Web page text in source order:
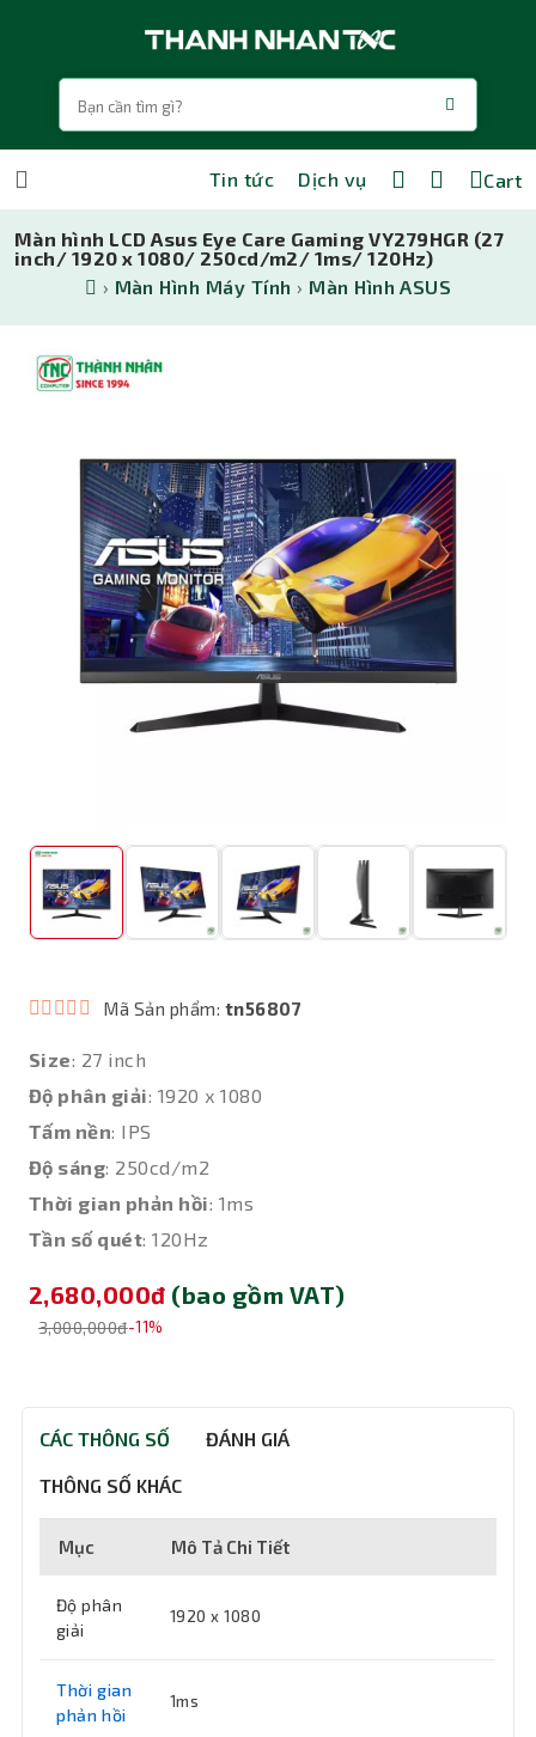
Tin tức Dịch vụ Cart
Màn hình LCD Asus Eye Care Gaming VY279HGR (27
inch/ 1920 x 1080/ 250cd/m2/ 1ms/ 120Hz)
› Màn Hình Máy Tính › Màn Hình ASUS
Mã Sản phẩm: tn56807
Size: 27 inch
Độ phân giải: 1920 x 1080
Tấm nền: IPS
Độ sáng: 250cd/m2
Thời gian phản hồi: 1ms
Tần số quét: 120Hz
2,680,000đ (bao gồm VAT)
3,000,000đ-11%
CÁC THÔNG SỐ ĐÁNH GIÁ
THÔNG SỐ KHÁC
Mục Mô Tả Chi Tiết
Độ phân
giải
1920 x 1080
Thời gian
phản hồi
1ms